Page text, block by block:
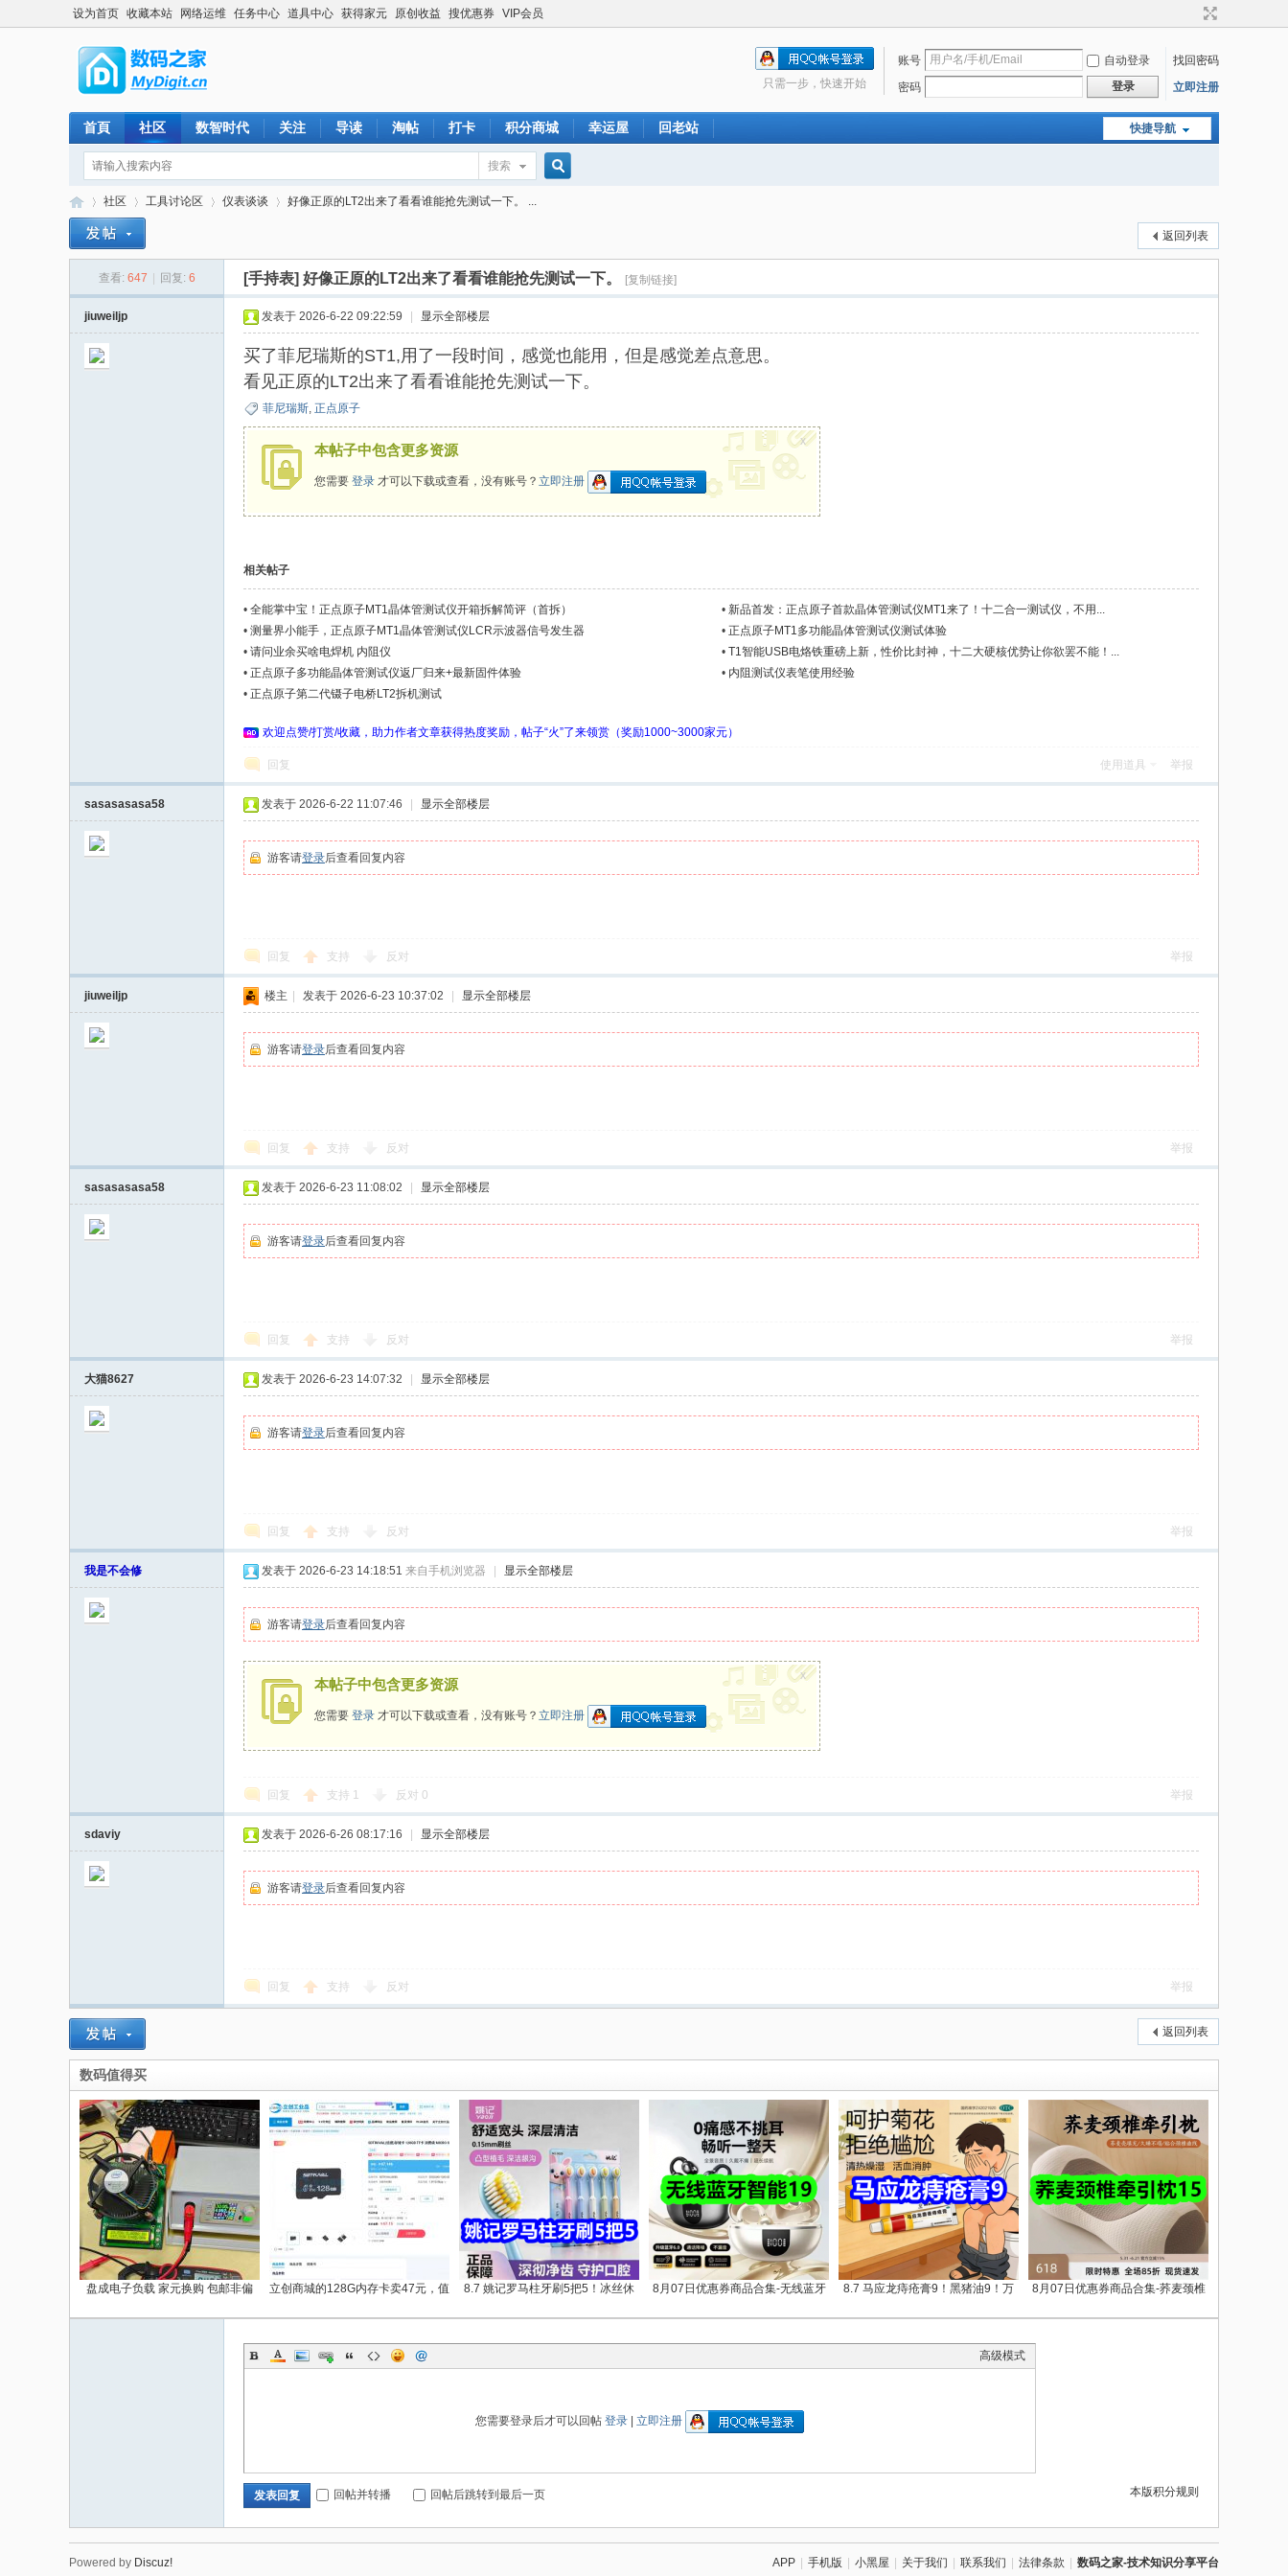
设为首页 收藏本站 网络运维 任务中心 道具中心 获得家元 原创收益 搜优惠券 VIP会员
账号 自动登录
找回密码
密码
登录 立即注册
只需一步，快速开始
快捷导航
首頁 社区 数智时代 关注 导读 淘帖 打卡 积分商城 幸运屋 回老站
搜索
索
社区
›
工具讨论区 仪表谈谈
›
好像正原的LT2出来了看看谁能抢先测试一下。 ...
返回列表
查看: 647 回复: 6 [手持表] 好像正原的LT2出来了看看谁能抢先测试一下。 [复制链接]
jiuweiljp 发表于 2026-6-22 09:22:59 显示全部楼层
买了菲尼瑞斯的ST1,用了一段时间，感觉也能用，但是感觉差点意思。
看见正原的LT2出来了看看谁能抢先测试一下。
菲尼瑞斯, 正点原子
本帖子中包含更多资源
您需要 登录 才可以下载或查看，没有账号？ 立即注册
x
相关帖子
• 全能掌中宝！正点原子MT1晶体管测试仪开箱拆解简评（首拆） • 新品首发：正点原子首款晶体管测试仪MT1来了！十二合一测试仪，不用...
• 测量界小能手，正点原子MT1晶体管测试仪LCR示波器信号发生器 • 正点原子MT1多功能晶体管测试仪测试体验
• 请问业余买啥电焊机 内阻仪 • T1智能USB电烙铁重磅上新，性价比封神，十二大硬核优势让你欲罢不能！...
• 正点原子多功能晶体管测试仪返厂归来+最新固件体验 • 内阻测试仪表笔使用经验
• 正点原子第二代镊子电桥LT2拆机测试
欢迎点赞/打赏/收藏，助力作者文章获得热度奖励，帖子“火”了来领赏（奖励1000~3000家元）
回复 使用道具 举报
sasasasasa58 发表于 2026-6-22 11:07:46 显示全部楼层
游客请登录后查看回复内容
回复 支持 反对 举报
jiuweiljp 楼主 发表于 2026-6-23 10:37:02 显示全部楼层
游客请登录后查看回复内容
回复 支持 反对 举报
sasasasasa58 发表于 2026-6-23 11:08:02 显示全部楼层
游客请登录后查看回复内容
回复 支持 反对 举报
大猫8627 发表于 2026-6-23 14:07:32 显示全部楼层
游客请登录后查看回复内容
回复 支持 反对 举报
我是不会修 发表于 2026-6-23 14:18:51 来自手机浏览器 显示全部楼层
游客请登录后查看回复内容
本帖子中包含更多资源
您需要 登录 才可以下载或查看，没有账号？ 立即注册
x
回复 支持 1 反对 0 举报
sdaviy 发表于 2026-6-26 08:17:16 显示全部楼层
游客请登录后查看回复内容
回复 支持 反对 举报
返回列表
数码值得买
盘成电子负载 家元换购 包邮非偏 立创商城的128G内存卡卖47元，值 8.7 姚记罗马柱牙刷5把5！冰丝休 8月07日优惠券商品合集-无线蓝牙 8.7 马应龙痔疮膏9！黑猪油9！万 8月07日优惠券商品合集-荞麦颈椎
高级模式
您需要登录后才可以回帖 登录 立即注册
本版积分规则
发表回复 回帖并转播 回帖后跳转到最后一页
APP 手机版 小黑屋 关于我们 联系我们 法律条款 数码之家-技术知识分享平台
Powered by Discuz!